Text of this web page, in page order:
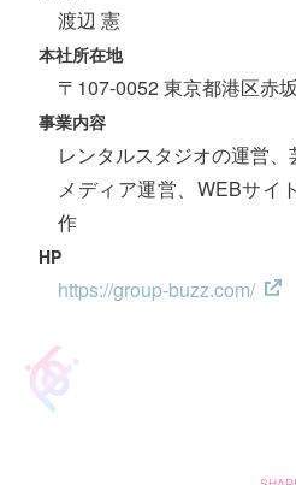
渡辺 憲
本社所在地
〒107-0052 東京都港区赤
事業内容
レンタルスタジオの運営、
メディア運営、WEBサイ
作
HP
https://group-buzz.com/